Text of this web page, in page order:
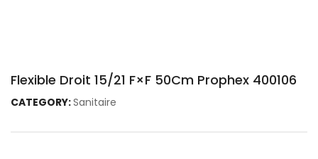
Flexible Droit 15/21 F×F 50Cm Prophex 400106
CATEGORY:Sanitaire